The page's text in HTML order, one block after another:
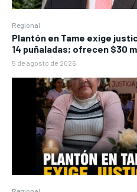
Regional
Plantón en Tame exige
14 puñaladas; ofrecen $30
5 de agosto de 2026